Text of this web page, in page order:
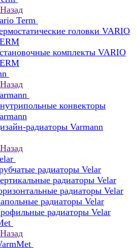
Назад
Term
головки VARIO
комплекты VARIO
Назад
конвекторы
радиаторы Varmann
Назад
радиаторы Velar
радиаторы Velar
радиаторы Velar
радиаторы Velar
радиаторы Velar
Назад